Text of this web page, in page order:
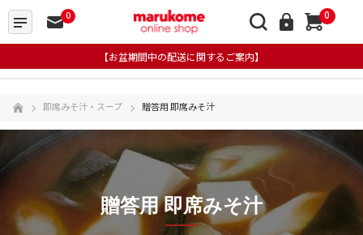
0 0
【お盆期間中の配送に関するご案内】
即席みそ汁・スープ 贈答用 即席みそ汁
贈答用 即席みそ汁